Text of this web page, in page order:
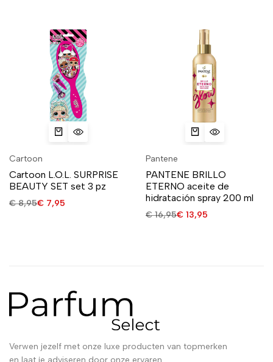
Cartoon
Cartoon L.O.L. SURPRISE
BEAUTY SET set 3 pz
€8,95€ 7,95
Pantene
PANTENE BRILLO
ETERNO aceite de
hidratación spray 200 ml
€16,95€ 13,95
Verwen jezelf met onze luxe producten van topmerken